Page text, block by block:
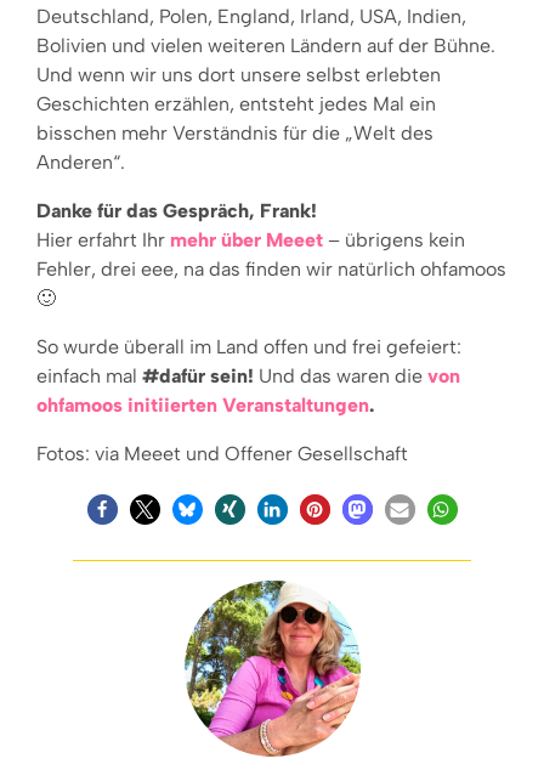
Deutschland, Polen, England, Irland, USA, Indien,
Bolivien und vielen weiteren Ländern auf der Bühne.
Und wenn wir uns dort unsere selbst erlebten
Geschichten erzählen, entsteht jedes Mal ein
bisschen mehr Verständnis für die „Welt des
Anderen“.
Danke für das Gespräch, Frank!
Hier erfahrt Ihr mehr über Meeet – übrigens kein
Fehler, drei eee, na das finden wir natürlich ohfamoos
🙂
So wurde überall im Land offen und frei gefeiert:
einfach mal #dafür sein! Und das waren die von
ohfamoos initiierten Veranstaltungen.
Fotos: via Meeet und Offener Gesellschaft